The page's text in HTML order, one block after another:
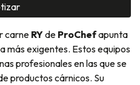
carne RYde ProChefapunta
más exigentes. Estos equipos
profesionales en las que se
productos cárnicos. Su